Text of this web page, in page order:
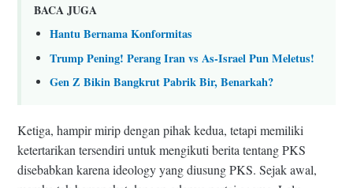
BACA JUGA
Hantu Bernama Konformitas
Trump Pening! Perang Iran vs As-Israel Pun Meletus!
Gen Z Bikin Bangkrut Pabrik Bir, Benarkah?
Ketiga, hampir mirip dengan pihak kedua, tetapi memiliki
ketertarikan tersendiri untuk mengikuti berita tentang PKS
disebabkan karena ideology yang diusung PKS. Sejak awal,